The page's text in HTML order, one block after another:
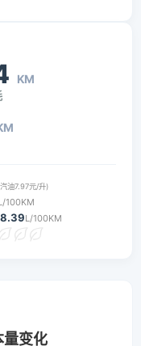
KM
油7.97元/升)
100KM
8.39L/100KM